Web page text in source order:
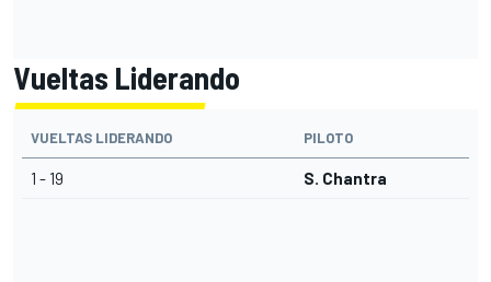
Vueltas Liderando
VUELTAS LIDERANDO PILOTO
1 - 19 S. Chantra